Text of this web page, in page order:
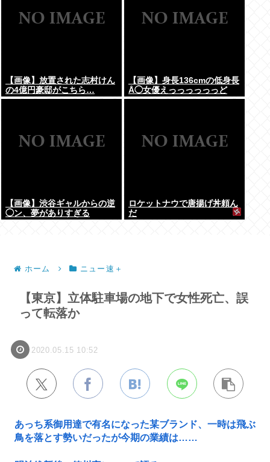
【画像】放置された志村けん
の4億円豪邸がこちら…
【画像】身長136cmの低身長
Å◯女優えっっっっっっど
【画像】渋谷ギャルからの逆
◯ン、夢がありすぎる
ロケットナウで唐揚げ丼頼ん
だ
ホーム ニュー速＋
【東京】立体駐車場の地下で女性死亡、誤
って転落か
2020.05.15 10:52
あっち系御用達で有名になった某ブランド、一時は飛ぶ
鳥を落とす勢いだったが今期の業績は……